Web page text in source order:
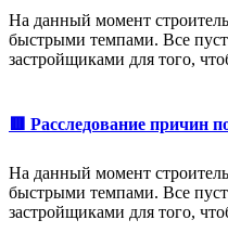
На данный момент
быстрыми темпами. Все
застройщиками для того,
🟥 Расследование причин
На данный момент
быстрыми темпами. Все
застройщиками для того,